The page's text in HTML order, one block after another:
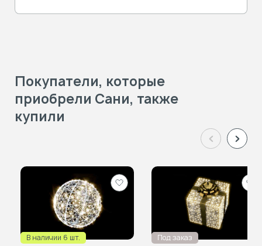
Покупатели, которые
приобрели Сани, также
купили
Добавить
в
В наличии 6 шт.
в
Под заказ